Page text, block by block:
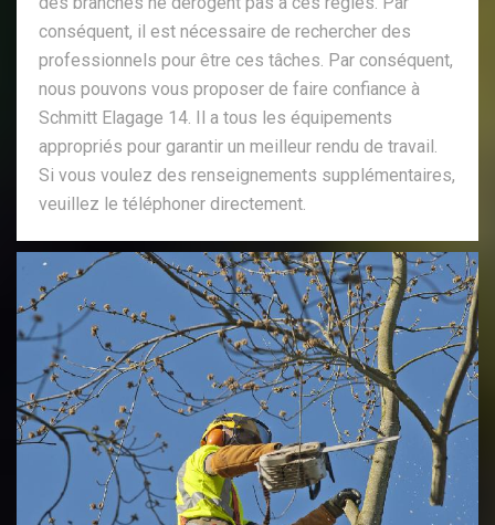
conséquent, il est nécessaire de rechercher des
professionnels pour être ces tâches. Par conséquent,
nous pouvons vous proposer de faire confiance à
Schmitt Elagage 14. Il a tous les équipements
appropriés pour garantir un meilleur rendu de travail.
Si vous voulez des renseignements supplémentaires,
veuillez le téléphoner directement.